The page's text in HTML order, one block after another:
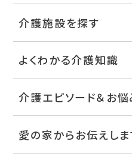
介護施設を探す
よくわかる介護知識
介護エピソード＆お
愛の家からお伝えしま